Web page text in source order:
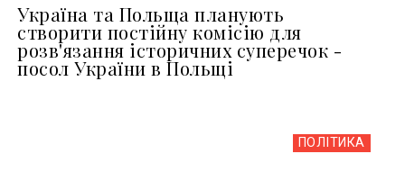
Україна та Польща планують
створити постійну комісію для
розв'язання історичних суперечок -
посол України в Польщі
ПОЛІТИКА